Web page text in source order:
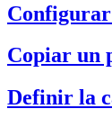
Copiar un
Definir la